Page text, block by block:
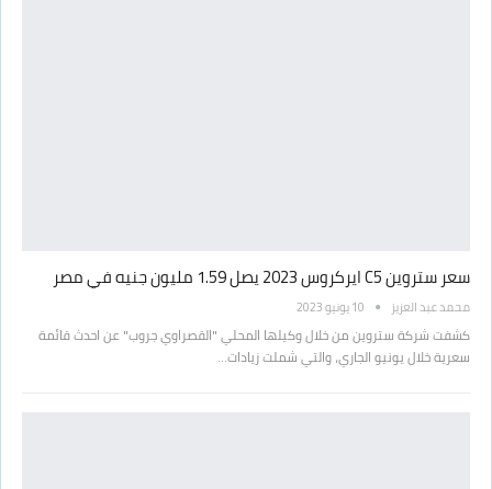
سعر ستروين C5 ايركروس 2023 يصل 1.59 مليون جنيه في مصر
محمد عبد العزيز 10 يونيو 2023
كشفت شركة ستروين من خلال وكيلها المحلي "القصراوي جروب" عن احدث قائمة
سعرية خلال يونيو الجاري، والتي شملت زيادات…